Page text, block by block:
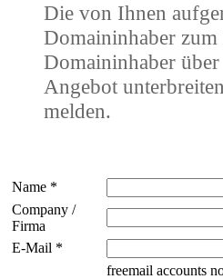
Die von Ihnen
Domaininhaber
Domaininhaber
Angebot
melden.
Name *
Company /
Firma
E-Mail *
freemail accounts